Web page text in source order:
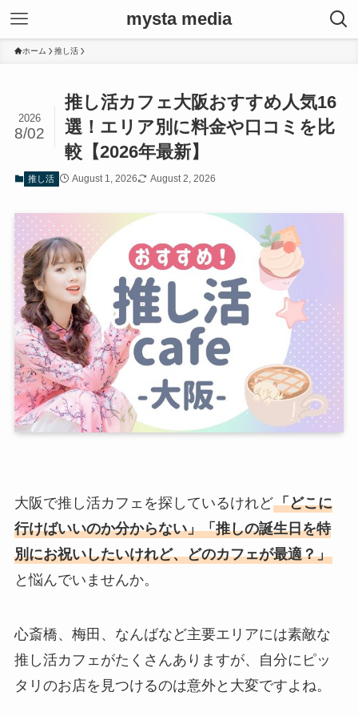
mysta media
ホーム 推し活
推し活カフェ大阪おすすめ人気16
選！エリア別に料金や口コミを比
較【2026年最新】
2026
8/02
推し活 August 1, 2026 August 2, 2026
大阪で推し活カフェを探しているけれど「どこに
行けばいいのか分からない」「推しの誕生日を特
別にお祝いしたいけれど、どのカフェが最適？」
と悩んでいませんか。
心斎橋、梅田、なんばなど主要エリアには素敵な
推し活カフェがたくさんありますが、自分にピッ
タリのお店を見つけるのは意外と大変ですよね。